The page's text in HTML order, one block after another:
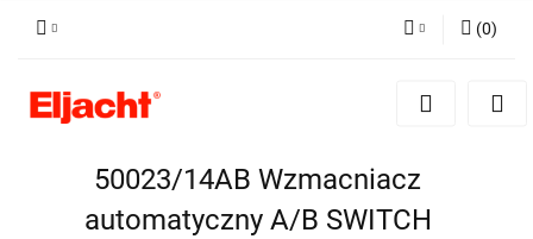
Zaloguj się
(0)
50023/14AB Wzmacniacz
automatyczny A/B SWITCH